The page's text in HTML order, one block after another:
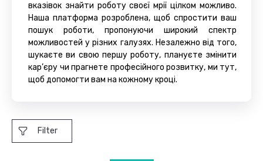
вказівок знайти роботу своєї мрії цілком можливо.
Наша платформа розроблена, щоб спростити ваш
пошук роботи, пропонуючи широкий спектр
можливостей у різних галузях. Незалежно від того,
шукаєте ви свою першу роботу, плануєте змінити
кар’єру чи прагнете професійного розвитку, ми тут,
щоб допомогти вам на кожному кроці.
Filter